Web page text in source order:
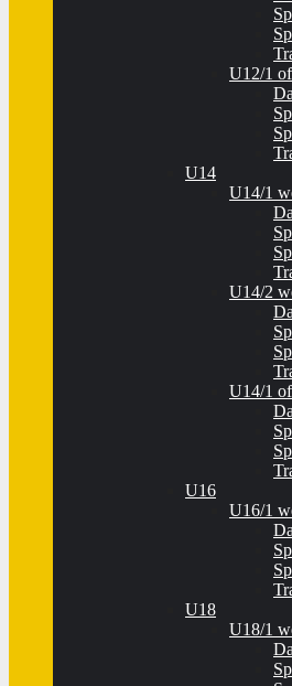
U12/1
U14
U14/1
U14/2
U14/1
U16
U16/1
U18
U18/1